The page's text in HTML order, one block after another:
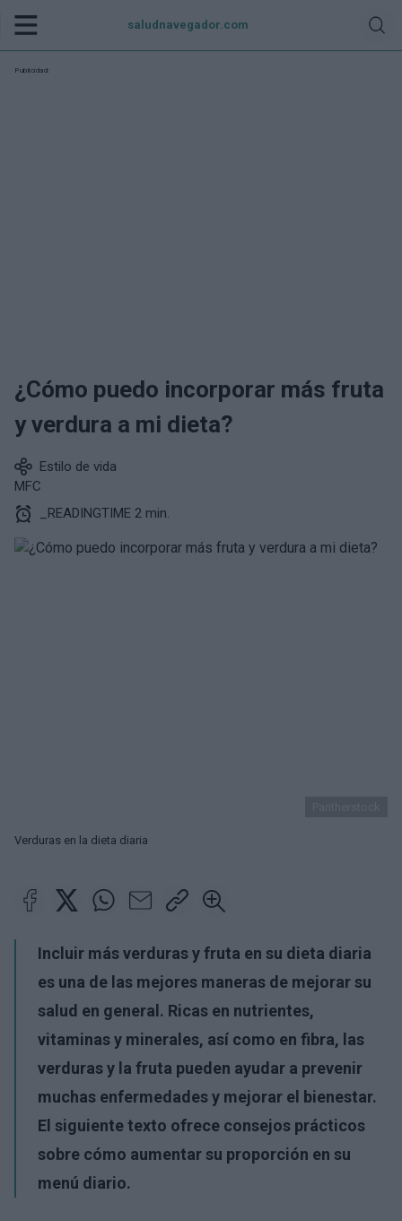
saludnavegador.com
Publicidad:
¿Cómo puedo incorporar más fruta
y verdura a mi dieta?
Estilo de vida
MFC
_READINGTIME 2 min.
Verduras en la dieta diaria
Incluir más verduras y fruta en su dieta diaria
es una de las mejores maneras de mejorar su
salud en general. Ricas en nutrientes,
vitaminas y minerales, así como en fibra, las
verduras y la fruta pueden ayudar a prevenir
muchas enfermedades y mejorar el bienestar.
El siguiente texto ofrece consejos prácticos
sobre cómo aumentar su proporción en su
menú diario.